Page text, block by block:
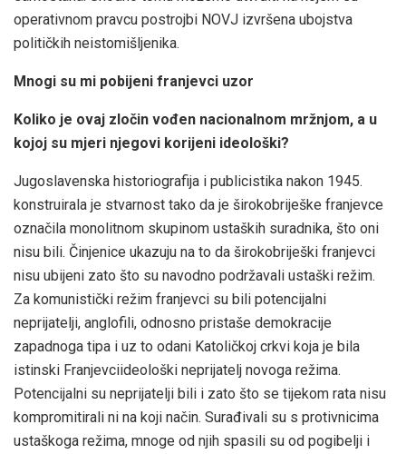
operativnom pravcu postrojbi NOVJ izvršena ubojstva
političkih neistomišljenika.
Mnogi su mi pobijeni franjevci uzor
Koliko je ovaj zločin vođen nacionalnom mržnjom, a u
kojoj su mjeri njegovi korijeni ideološki?
Jugoslavenska historiografija i publicistika nakon 1945.
konstruirala je stvarnost tako da je širokobriješke franjevce
označila monolitnom skupinom ustaških suradnika, što oni
nisu bili. Činjenice ukazuju na to da širokobriješki franjevci
nisu ubijeni zato što su navodno podržavali ustaški režim.
Za komunistički režim franjevci su bili potencijalni
neprijatelji, anglofili, odnosno pristaše demokracije
zapadnoga tipa i uz to odani Katoličkoj crkvi koja je bila
istinski Franjevciideološki neprijatelj novoga režima.
Potencijalni su neprijatelji bili i zato što se tijekom rata nisu
kompromitirali ni na koji način. Surađivali su s protivnicima
ustaškoga režima, mnoge od njih spasili su od pogibelji i